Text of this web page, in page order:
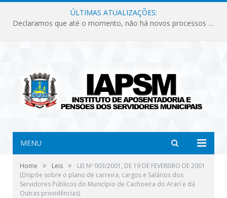
ÚLTIMAS ATUALIZAÇÕES:
Declaramos que até o momento, não há novos processos licitatórios para o Instituto de Previdência no ano de 2026.
MENU
Home » Leis »
LEI Nº 003/2001, DE 19 DE FEVEREIRO DE 2001
(Dispõe sobre o plano de carreira, cargos e Salários dos
Servidores Públicos do Município de Cachoeira do Ararí e dá
Outras providências)